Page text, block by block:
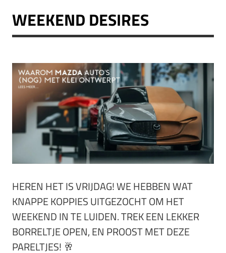
WEEKEND DESIRES
HEREN HET IS VRIJDAG! WE HEBBEN WAT
KNAPPE KOPPIES UITGEZOCHT OM HET
WEEKEND IN TE LUIDEN. TREK EEN LEKKER
BORRELTJE OPEN, EN PROOST MET DEZE
PARELTJES! 🥂